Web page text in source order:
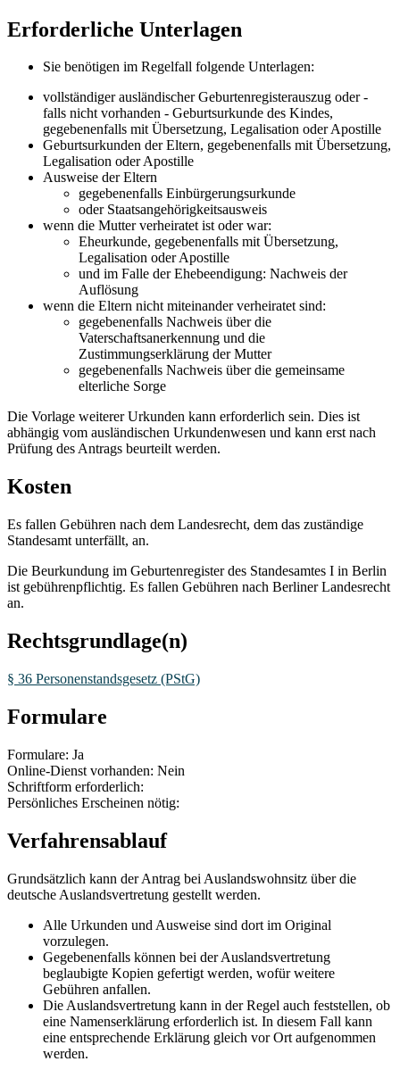
Erforderliche Unterlagen
Sie benötigen im Regelfall folgende Unterlagen:
vollständiger ausländischer Geburtenregisterauszug oder -
falls nicht vorhanden - Geburtsurkunde des Kindes,
gegebenenfalls mit Übersetzung, Legalisation oder Apostille
Geburtsurkunden der Eltern, gegebenenfalls mit Übersetzung,
Legalisation oder Apostille
Ausweise der Eltern
gegebenenfalls Einbürgerungsurkunde
oder Staatsangehörigkeitsausweis
wenn die Mutter verheiratet ist oder war:
Eheurkunde, gegebenenfalls mit Übersetzung,
Legalisation oder Apostille
und im Falle der Ehebeendigung: Nachweis der
Auflösung
wenn die Eltern nicht miteinander verheiratet sind:
gegebenenfalls Nachweis über die
Vaterschaftsanerkennung und die
Zustimmungserklärung der Mutter
gegebenenfalls Nachweis über die gemeinsame
elterliche Sorge
Die Vorlage weiterer Urkunden kann erforderlich sein. Dies ist
abhängig vom ausländischen Urkundenwesen und kann erst nach
Prüfung des Antrags beurteilt werden.
Kosten
Es fallen Gebühren nach dem Landesrecht, dem das zuständige
Standesamt unterfällt, an.
Die Beurkundung im Geburtenregister des Standesamtes I in Berlin
ist gebührenpflichtig. Es fallen Gebühren nach Berliner Landesrecht
an.
Rechtsgrundlage(n)
§ 36 Personenstandsgesetz (PStG)
Formulare
Formulare: Ja
Online-Dienst vorhanden: Nein
Schriftform erforderlich:
Persönliches Erscheinen nötig:
Verfahrensablauf
Grundsätzlich kann der Antrag bei Auslandswohnsitz über die
deutsche Auslandsvertretung gestellt werden.
Alle Urkunden und Ausweise sind dort im Original
vorzulegen.
Gegebenenfalls können bei der Auslandsvertretung
beglaubigte Kopien gefertigt werden, wofür weitere
Gebühren anfallen.
Die Auslandsvertretung kann in der Regel auch feststellen, ob
eine Namenserklärung erforderlich ist. In diesem Fall kann
eine entsprechende Erklärung gleich vor Ort aufgenommen
werden.